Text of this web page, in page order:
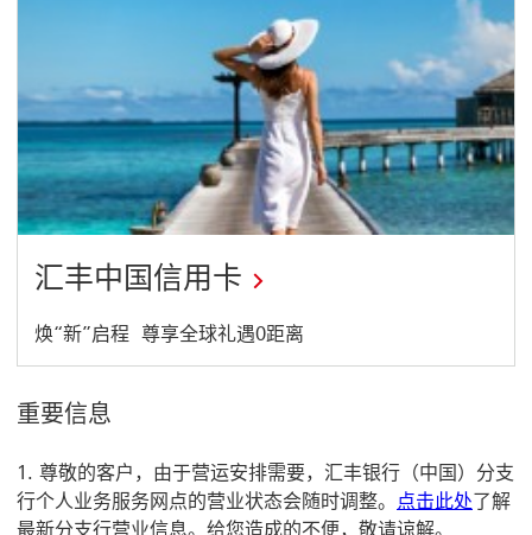
新
口
务
健
康
开
启
新
窗
口
汇丰中国信用卡
开
启
新
口
焕“新”启程 尊享全球礼遇0距离
重要信息
尊敬的客户，由于营运安排需要，汇丰银行（中国）分支
行个人业务服务网点的营业状态会随时调整。
点击此处了解
最新分支行营业信息。给您造成的不便，敬请谅解。